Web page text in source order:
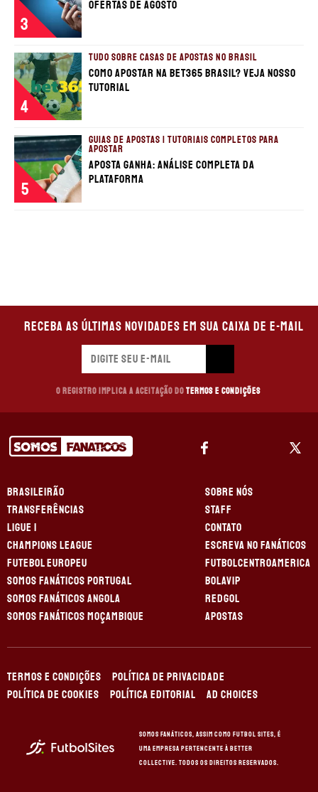
3
ofertas de Agosto
4
TUDO SOBRE CASAS DE APOSTAS NO BRASIL
Como apostar na Bet365 Brasil? Veja nosso
tutorial
5
GUIAS DE APOSTAS | TUTORIAIS COMPLETOS PARA
APOSTAR
Aposta Ganha: análise completa da
plataforma
Receba as últimas novidades em sua caixa de e-mail
O registro implica a aceitação do Termos e Condições
BRASILEIRÃO
TRANSFERÊNCIAS
LIGUE 1
CHAMPIONS LEAGUE
FUTEBOL EUROPEU
SOMOS FANÁTICOS PORTUGAL
SOMOS FANÁTICOS ANGOLA
SOMOS FANÁTICOS MOÇAMBIQUE
SOBRE NÓS
STAFF
CONTATO
ESCREVA NO FANÁTICOS
FUTBOLCENTROAMERICA
BOLAVIP
REDGOL
APOSTAS
TERMOS E CONDIÇÕES
POLÍTICA DE PRIVACIDADE
POLÍTICA DE COOKIES
POLÍTICA EDITORIAL AD CHOICES
Somos Fanáticos, assim como Futbol Sites, é
uma empresa pertencente à Better
Collective. Todos os direitos reservados.